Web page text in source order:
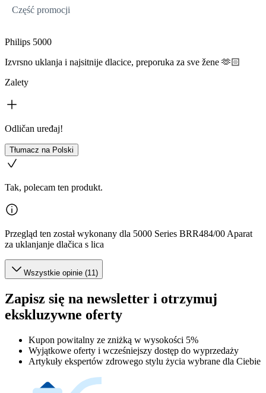
Część promocji
Philips 5000
Izvrsno uklanja i najsitnije dlacice, preporuka za sve žene 🫶🏻
Zalety
Odličan uređaj!
Tłumacz na Polski
Tak, polecam ten produkt.
Przegląd ten został wykonany dla 5000 Series BRR484/00 Aparat
za uklanjanje dlačica s lica
Wszystkie opinie (11)
Zapisz się na newsletter i otrzymuj
ekskluzywne oferty
Kupon powitalny ze zniżką w wysokości 5%
Wyjątkowe oferty i wcześniejszy dostęp do wyprzedaży
Artykuły ekspertów zdrowego stylu życia wybrane dla Ciebie